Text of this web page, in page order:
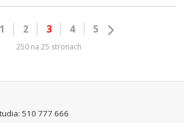
1 2 3 4 5
250 na 25 stronach
510 777 666